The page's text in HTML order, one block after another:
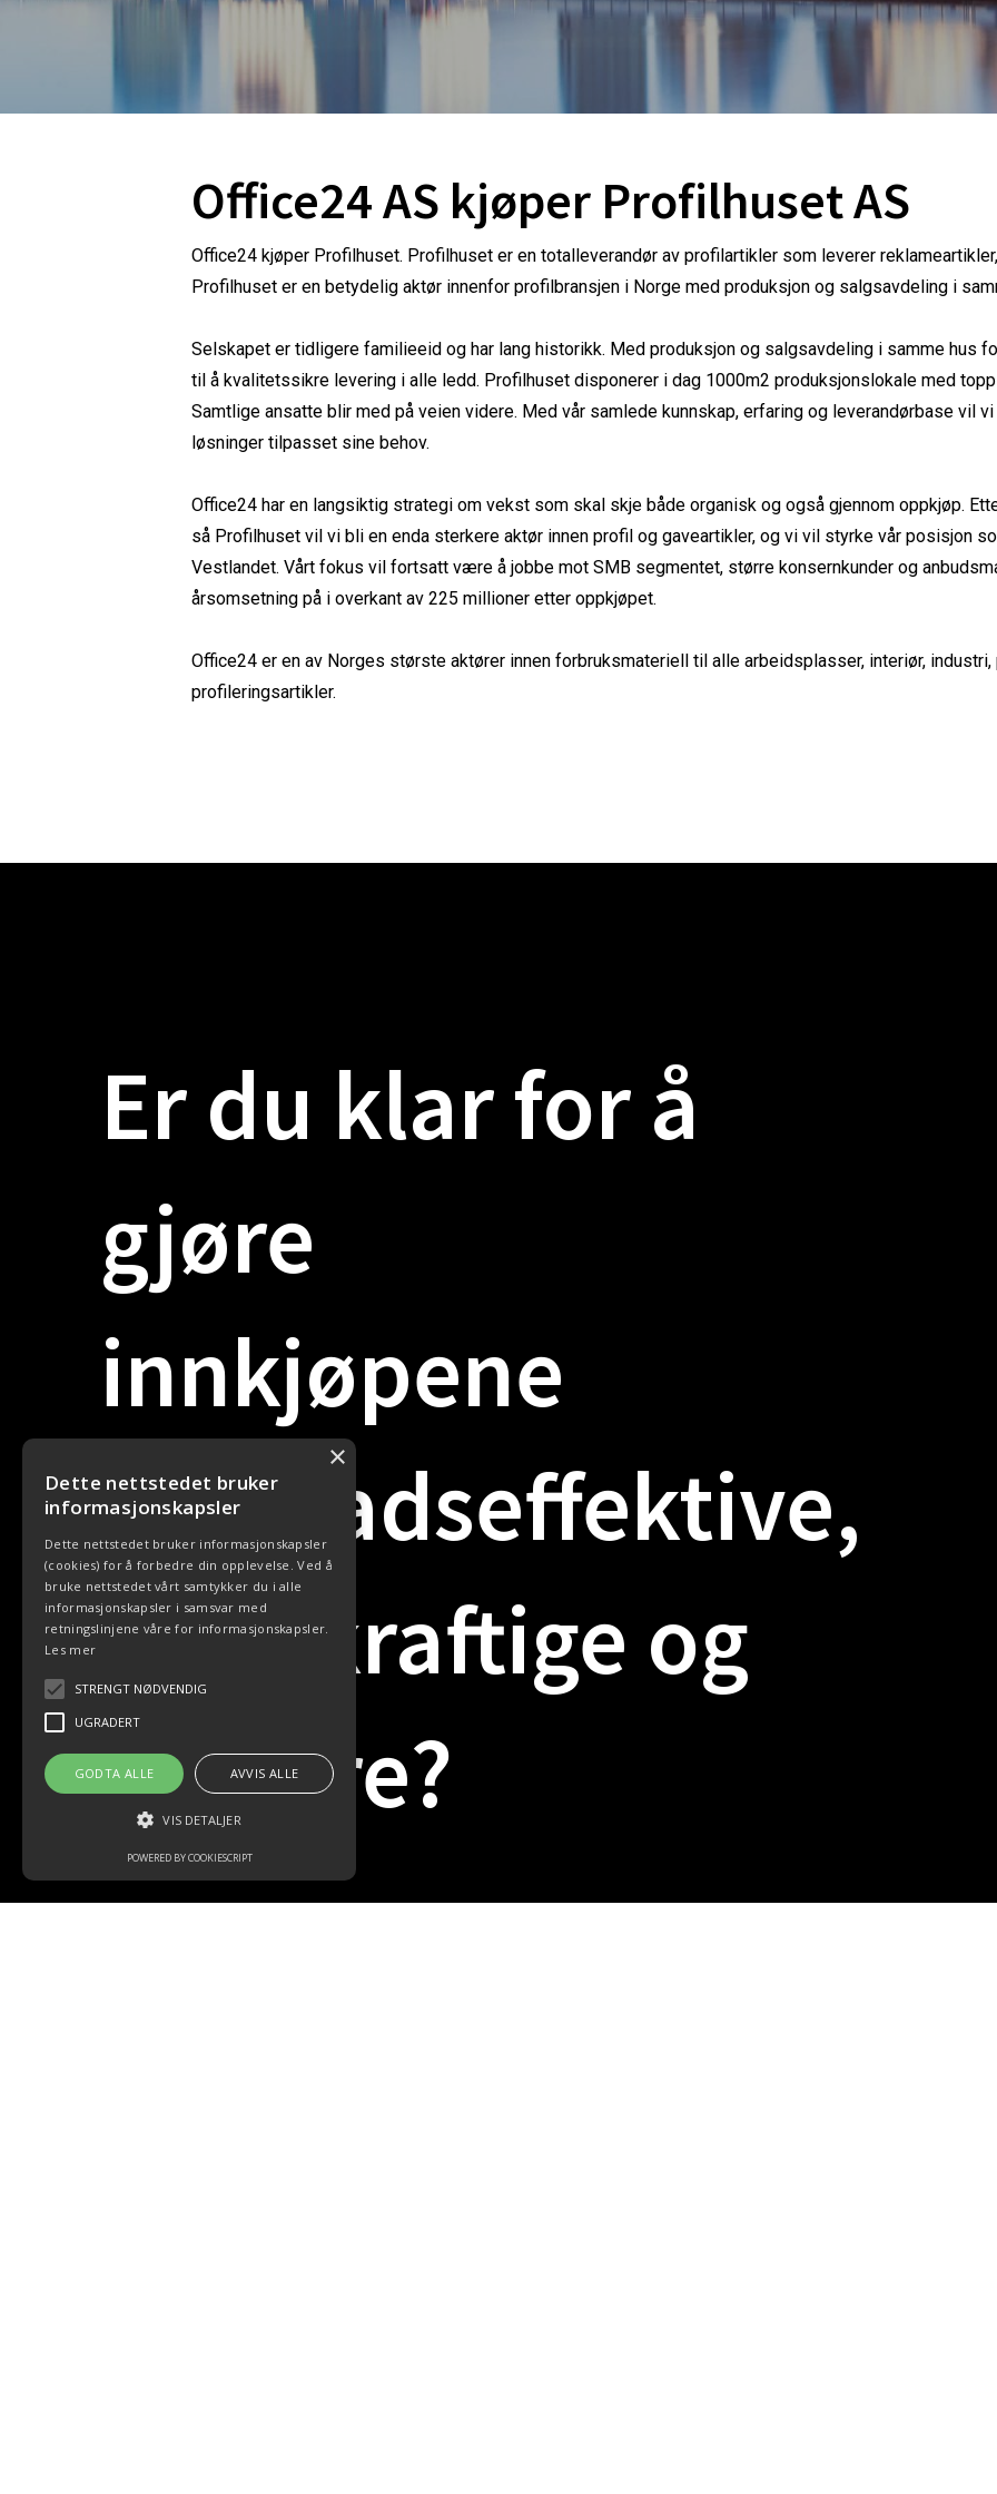
Office24 AS kjøper Profilhuset AS
Office24 kjøper Profilhuset. Profilhuset er en totalleverandør av profilartikler som leverer
Profilhuset er en betydelig aktør innenfor profilbransjen i Norge med produksjon og salgsavdeling i
Selskapet er tidligere familieeid og har lang historikk. Med produksjon og salgsavdeling i samme hus
til å kvalitetssikre levering i alle ledd. Profilhuset disponerer i dag 1000m2 produksjonslokale med
Samtlige ansatte blir med på veien videre. Med vår samlede kunnskap, erfaring og leverandørbase vil
løsninger tilpasset sine behov.
Office24 har en langsiktig strategi om vekst som skal skje både organisk og også gjennom oppkjøp.
så Profilhuset vil vi bli en enda sterkere aktør innen profil og gaveartikler, og vi vil styrke vår posisjon
Vestlandet. Vårt fokus vil fortsatt være å jobbe mot SMB segmentet, større konsernkunder og
årsomsetning på i overkant av 225 millioner etter oppkjøpet.
Office24 er en av Norges største aktører innen forbruksmateriell til alle arbeidsplasser, interiør, industri,
profileringsartikler.
Erdu klarforå
gjøre
innkjøpene
kostnadseffektive,
bærekraftige og
enklere?
×
Dette nettstedet bruker
informasjonskapsler
Dette nettstedet bruker informasjonskapsler
(cookies) for å forbedre din opplevelse. Ved å
bruke nettstedet vårt samtykker du i alle
informasjonskapsler i samsvar med
retningslinjene våre for informasjonskapsler.
Les mer
STRENGT NØDVENDIG
UGRADERT
GODTA ALLE AVVIS ALLE
VIS DETALJER
POWERED BY COOKIESCRIPT